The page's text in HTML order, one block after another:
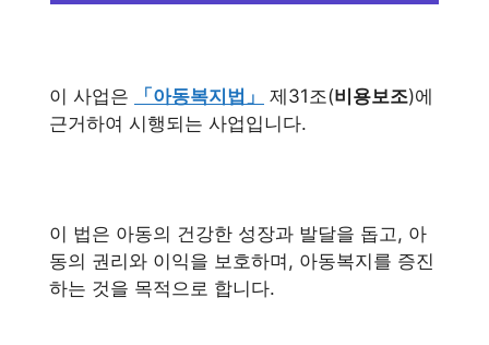
이 사업은 「아동복지법」 제31조(비용보조)에
근거하여 시행되는 사업입니다.
이 법은 아동의 건강한 성장과 발달을 돕고, 아
동의 권리와 이익을 보호하며, 아동복지를 증진
하는 것을 목적으로 합니다.